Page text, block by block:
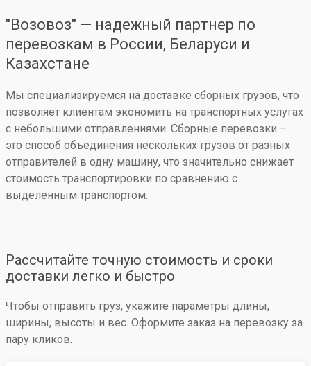
"Возовоз" — надежный партнер по
перевозкам в России, Беларуси и
Казахстане
Мы специализируемся на доставке сборных грузов, что
позволяет клиентам экономить на транспортных услугах
с небольшими отправлениями. Сборные перевозки –
это способ объединения нескольких грузов от разных
отправителей в одну машину, что значительно снижает
стоимость транспортировки по сравнению с
выделенным транспортом.
Рассчитайте точную стоимость и сроки
доставки легко и быстро
Чтобы отправить груз, укажите параметры длины,
ширины, высоты и вес. Оформите заказ на перевозку за
пару кликов.